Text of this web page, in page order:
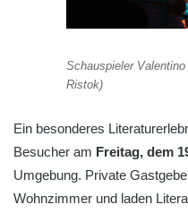
Schauspieler
Ristok)
Ein besonderes
Besucher am Freitag, dem
Umgebung. Private
Wohnzimmer und laden